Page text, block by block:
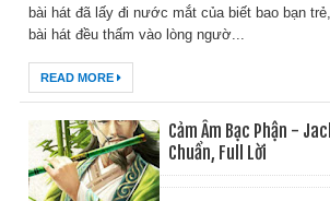
bài hát đã lấy đi nước mắt của biết bao bạn
bài hát đều thấm vào lòng ngườ...
READ MORE
Cảm Âm Bạc Phận -
Chuẩn, Full Lời